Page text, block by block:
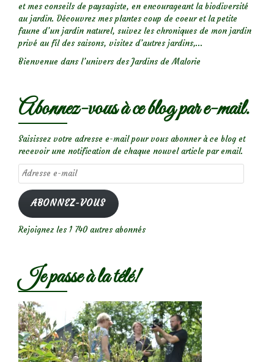
et mes conseils de paysagiste, en encourageant la biodiversité
au jardin. Découvrez mes plantes coup de coeur et la petite
faune d’un jardin naturel, suivez les chroniques de mon jardin
privé au fil des saisons, visitez d’autres jardins,...
Bienvenue dans l’univers des Jardins de Malorie
Abonnez-vous à ce blog par e-mail.
Saisissez votre adresse e-mail pour vous abonner à ce blog et
recevoir une notification de chaque nouvel article par email.
Adresse
e-
mail
ABONNEZ-VOUS
Rejoignez les 1 740 autres abonnés
Je passe à la télé!